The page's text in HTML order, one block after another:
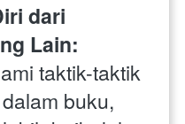
dari
Lain:
taktik-taktik
buku,